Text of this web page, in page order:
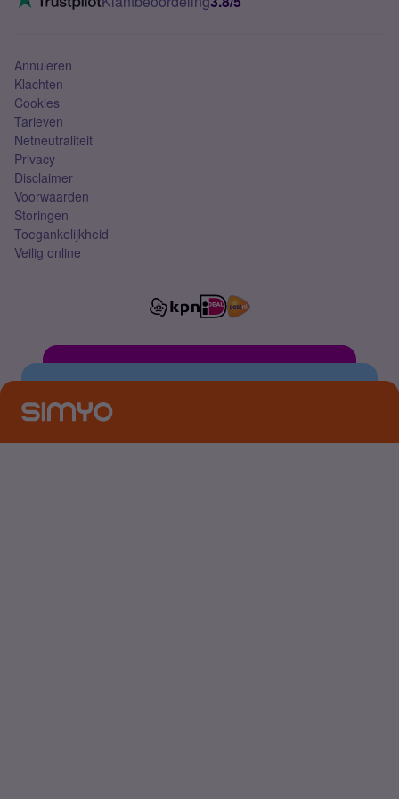
Mobiel abonnement
Annuleren
Klachten
Cookies
Tarieven
Netneutraliteit
Privacy
Disclaimer
Voorwaarden
Storingen
Toegankelijkheid
Veilig online